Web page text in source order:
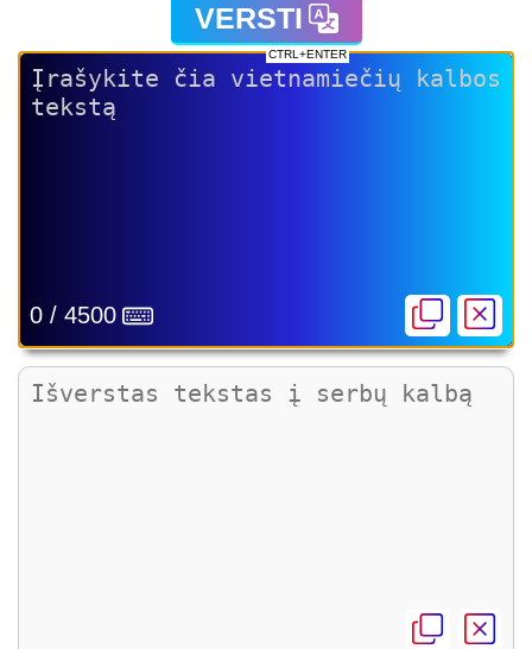
VERSTI
CTRL+ENTER
0 / 4500